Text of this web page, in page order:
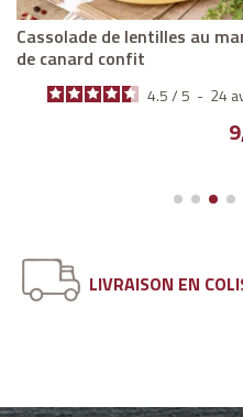
Cassolade de lentilles au manchon
de canard confit
4.5/5 - 24
LIVRAISON EN